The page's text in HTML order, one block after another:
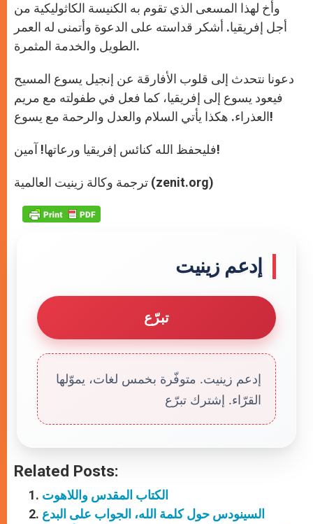
وأخ لهذا المسعى الذي تقوم به الكنيسة الكاثوليكية من
أجل إفريقيا. أشكر قداسته على الدعوة وأتمنى له العمر
الطويل والخدمة المثمرة.
دعونا نتحدث إلى قلوب الأفارقة عن إنجيل يسوع المسيح
فيعود يسوع إلى إفريقيا، كما فعل في طفولته مع مريم
العذراء. هكذا يأتي السلام والعدل والرحمة مع يسوع!
فليحفظ الله كنائس إفريقيا ورعاتها! آمين!
ترجمة وكالة زينيت العالمية (zenit.org)
إدعم زينيت
تبرّع
إدعم زينيت. متوفّرة بخمس لغات، يموّلها
القرّاء. إشترك تبرّع
Related Posts:
الكتاب المقدس واللاهوت
السينودس حول كلمة الله، الجواب على البدع